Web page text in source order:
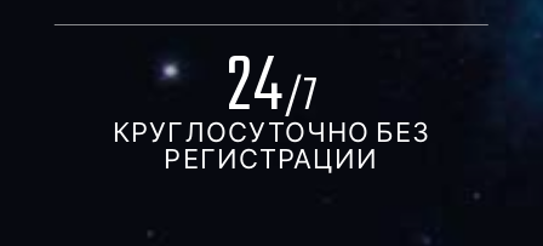
24/7
КРУГЛОСУТОЧНО БЕЗ
РЕГИСТРАЦИИ